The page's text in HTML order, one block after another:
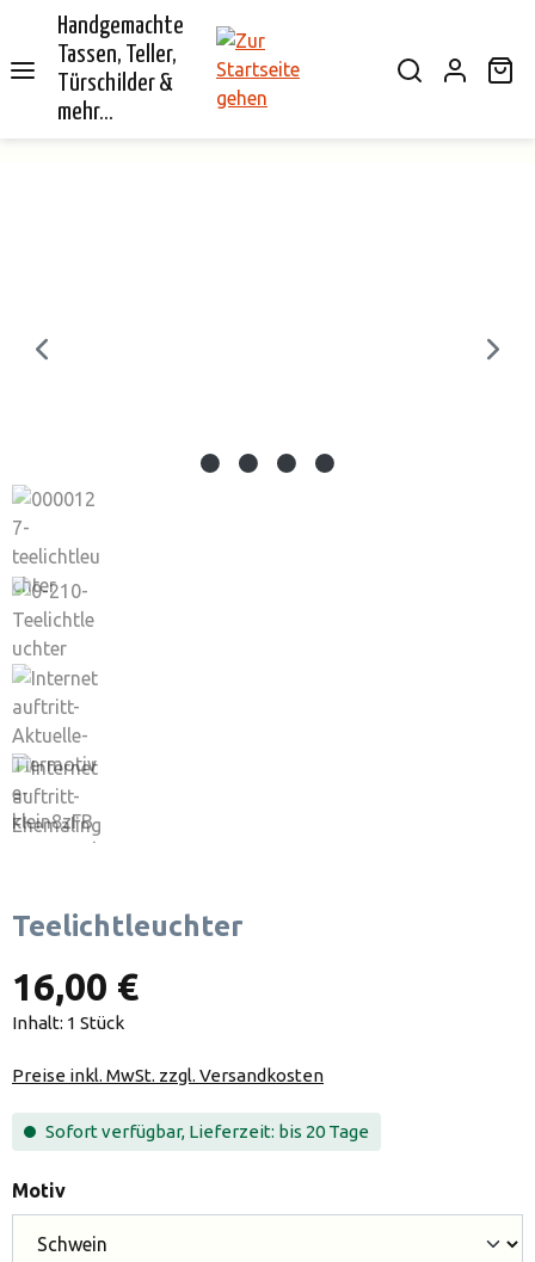
springen
Handgemachte
Tassen, Teller,
Türschilder &
mehr...
Teelichtleuchter
16,00 €
Inhalt: 1 Stück
Preise inkl. MwSt. zzgl. Versandkosten
Sofort verfügbar, Lieferzeit: bis 20 Tage
Motivauswählen